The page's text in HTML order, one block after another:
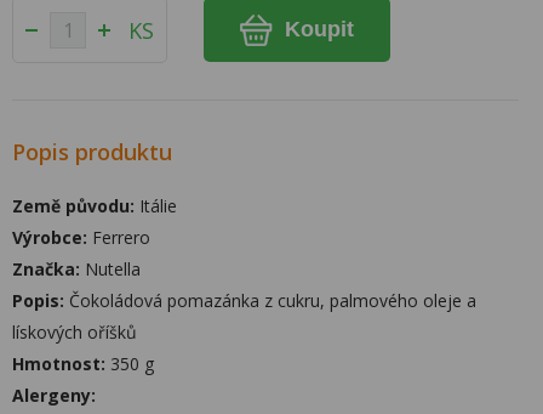
KS Koupit
Popis produktu
Země původu: Itálie
Výrobce: Ferrero
Značka: Nutella
Popis: Čokoládová pomazánka z cukru, palmového oleje a
lískových oříšků
Hmotnost: 350 g
Alergeny: